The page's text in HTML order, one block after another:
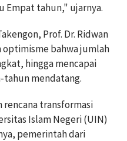
Empat tahun," ujarnya.
Prof. Dr. Ridwan
optimisme bahwa jumlah
hingga mencapai
tahun mendatang.
rencana transformasi
Islam Negeri (UIN)
pemerintah dari